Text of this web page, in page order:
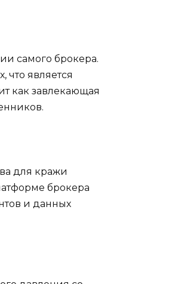
самого брокера.
что является
как завлекающая
для кражи
брокера
и данных